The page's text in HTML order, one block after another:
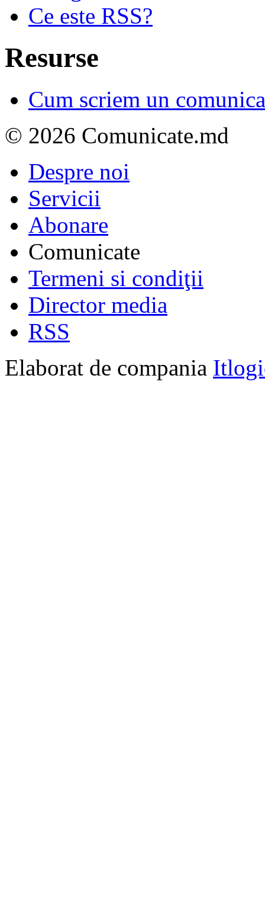
Ce este RSS?
Resurse
Cum scriem un
© 2026 Comunicate.md
Despre noi
Servicii
Abonare
Comunicate
Termeni si condiţii
Director media
RSS
Elaborat de compania